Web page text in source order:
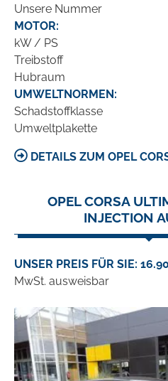
Unsere Nummer
MOTOR:
kW / PS
Treibstoff
Hubraum
UMWELTNORMEN:
Schadstoffklasse
Umweltplakette
DETAILS ZUM OPEL
OPEL CORSA
INJECTION
UNSER PREIS FÜR SIE:
MwSt. ausweisbar